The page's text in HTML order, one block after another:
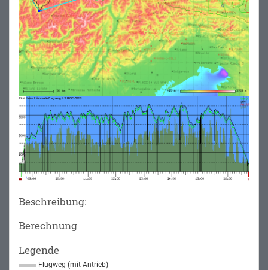
Beschreibung:
Berechnung
Legende
Flugweg (mit Antrieb)